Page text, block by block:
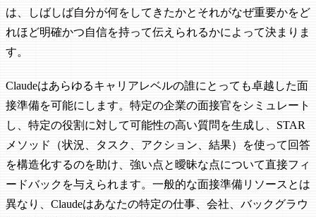
は、しばしば自分が何をしてきたかとそれがなぜ重要かをど
れほど明確かつ自信を持って伝えられるかによって決まりま
す。
Claudeはあらゆるキャリアレベルの誰にとっても卓越した面
接準備を可能にします。特定の企業の面接官をシミュレート
し、特定の役割に対して可能性の高い質問を生成し、STAR
メソッド（状況、タスク、アクション、結果）を使って回答
を構造化するのを助け、強い点と曖昧な点について直接フィ
ードバックを与えられます。一般的な面接準備リソースとは
異なり、Claudeはあなたの特定の仕事、会社、バックグラウ